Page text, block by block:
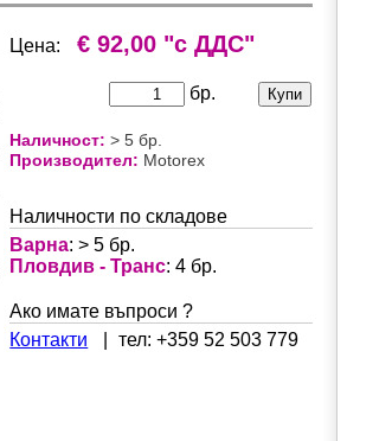
Цена: € 92,00 "с ДДС"
бр.
наличност: > 5 бр.
Производител: Motorex
Наличности по складове
Варна: > 5 бр.
Пловдив - Транс: 4 бр.
Ако имате въпроси ?
Контакти
тел: +359 52 503 779